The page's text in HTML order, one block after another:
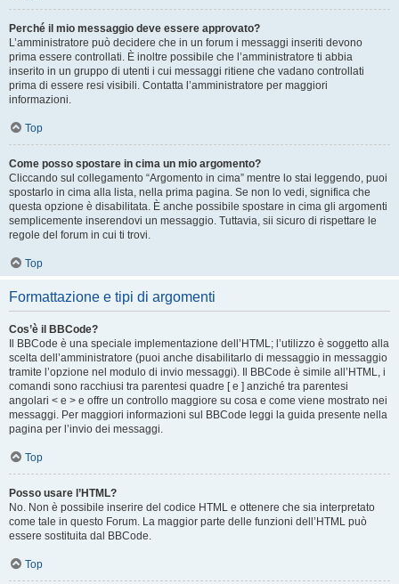
Perché il mio messaggio deve essere approvato?
L’amministratore può decidere che in un forum i messaggi inseriti devono
prima essere controllati. È inoltre possibile che l’amministratore ti abbia
inserito in un gruppo di utenti i cui messaggi ritiene che vadano controllati
prima di essere resi visibili. Contatta l’amministratore per maggiori
informazioni.
Top
Come posso spostare in cima un mio argomento?
Cliccando sul collegamento “Argomento in cima” mentre lo stai leggendo, puoi
spostarlo in cima alla lista, nella prima pagina. Se non lo vedi, significa che
questa opzione è disabilitata. È anche possibile spostare in cima gli argomenti
semplicemente inserendovi un messaggio. Tuttavia, sii sicuro di rispettare le
regole del forum in cui ti trovi.
Top
Formattazione e tipi di argomenti
Cos’è il BBCode?
Il BBCode è una speciale implementazione dell’HTML; l’utilizzo è soggetto alla
scelta dell’amministratore (puoi anche disabilitarlo di messaggio in messaggio
tramite l’opzione nel modulo di invio messaggi). Il BBCode è simile all’HTML, i
comandi sono racchiusi tra parentesi quadre [ e ] anziché tra parentesi
angolari < e > e offre un controllo maggiore su cosa e come viene mostrato nei
messaggi. Per maggiori informazioni sul BBCode leggi la guida presente nella
pagina per l’invio dei messaggi.
Top
Posso usare l’HTML?
No. Non è possibile inserire del codice HTML e ottenere che sia interpretato
come tale in questo Forum. La maggior parte delle funzioni dell’HTML può
essere sostituita dal BBCode.
Top